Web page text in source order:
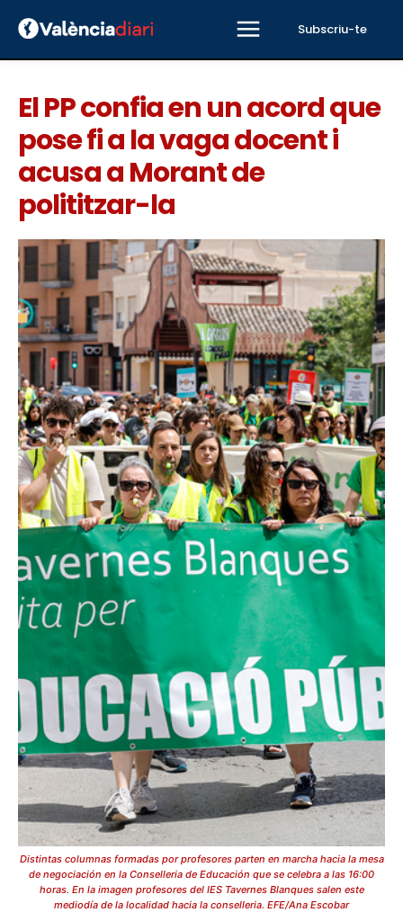
Subscriu-te
El PP confia en un acord que
pose fi a la vaga docent i
acusa a Morant de
polititzar-la
Distintas columnas formadas por profesores parten en marcha hacia la mesa
de negociación en la Conselleria de Educación que se celebra a las 16:00
horas. En la imagen profesores del IES Tavernes Blanques salen este
mediodía de la localidad hacia la conselleria. EFE/Ana Escobar